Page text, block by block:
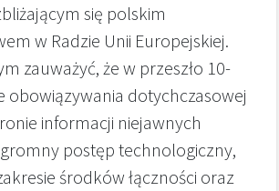
się polskim
w Radzie Unii Europejskiej.
zauważyć, że w przeszło 10-
obowiązywania dotychczasowej
informacji niejawnych
postęp technologiczny,
środków łączności oraz